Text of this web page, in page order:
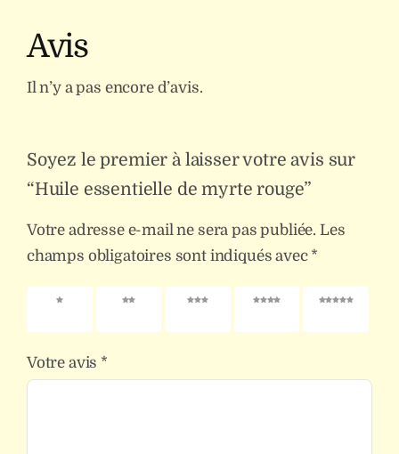
Avis
Il n’y a pas encore d’avis.
Soyez le premier à laisser votre avis sur
“Huile essentielle de myrte rouge”
Votre adresse e-mail ne sera pas publiée. Les
champs obligatoires sont indiqués avec *
1 étoile
2 étoiles
3 étoiles
4 étoiles
5 étoiles
Votre avis *